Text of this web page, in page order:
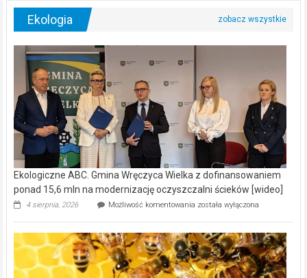
Ekologia
Ekologiczne ABC. Gmina Wręczyca Wielka z dofinansowaniem
ponad 15,6 mln na modernizację oczyszczalni ścieków [wideo]
4 sierpnia, 2026 Możliwość komentowania Ekologiczne
Wręczyca
Wielka
z
dofinansowaniem
została wyłączona